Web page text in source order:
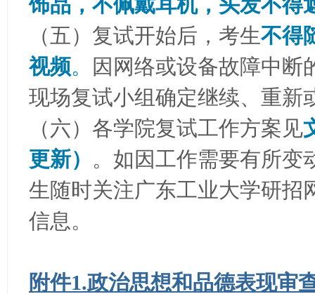
饰品，不佩戴耳机，头发不得
（五）复试开始后，考生不得
视频。
因网络或设备故障中断
现场复试小组确定继续、重新
（六）各学院复试工作方案见
更新） 。如因工作需要有所变
生随时关注广东工业大学研招
信息。
附件1.政治思想和品德表现审